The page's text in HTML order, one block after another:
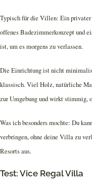
Typisch für die Villen: Ein
offenes Badezimmerkonzept und
ist, um es morgens zu verlassen.
Die Einrichtung ist nicht
klassisch. Viel Holz, natürliche
zur Umgebung und wirkt stimmig,
Was ich besonders mochte: Du
verbringen, ohne deine Villa zu
Resorts aus.
Test: Vice Regal Villa